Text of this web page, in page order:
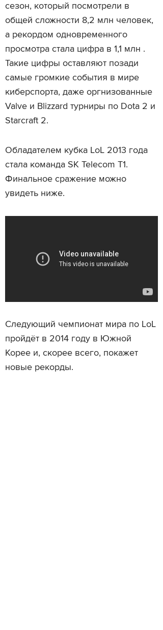
сезон, который посмотрели в
общей сложности 8,2 млн человек,
а рекордом одновременного
просмотра стала цифра в 1,1 млн .
Такие цифры оставляют позади
самые громкие события в мире
киберспорта, даже оргнизованные
Valve и Blizzard турниры по Dota 2 и
Starcraft 2.
Обладателем кубка LoL 2013 года
стала команда SK Telecom T1.
Финальное сражение можно
увидеть ниже.
Следующий чемпионат мира по LoL
пройдёт в 2014 году в Южной
Корее и, скорее всего, покажет
новые рекорды.